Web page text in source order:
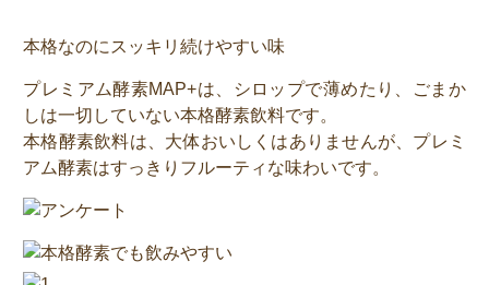
本格なのにスッキリ続けやすい味
プレミアム酵素MAP+は、シロップで薄めたり、ごまか
しは一切していない本格酵素飲料です。
本格酵素飲料は、大体おいしくはありませんが、プレミ
アム酵素はすっきりフルーティな味わいです。